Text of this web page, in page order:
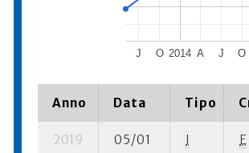
2014
J O A J O
Anno Data Tipo
2019 05/01 I E